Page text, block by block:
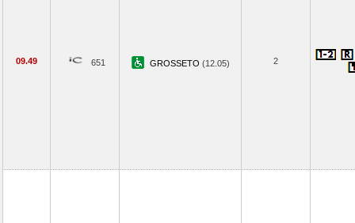
09.49 651 GROSSETO (12.05) 2